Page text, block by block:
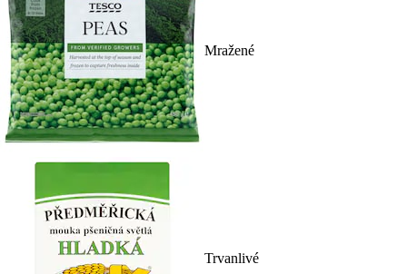
Mražené
Trvanlivé